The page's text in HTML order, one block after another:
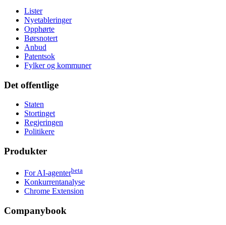
Lister
Nyetableringer
Opphørte
Børsnotert
Anbud
Patentsok
Fylker og kommuner
Det offentlige
Staten
Stortinget
Regjeringen
Politikere
Produkter
For AI-agenterbeta
Konkurrentanalyse
Chrome Extension
Companybook